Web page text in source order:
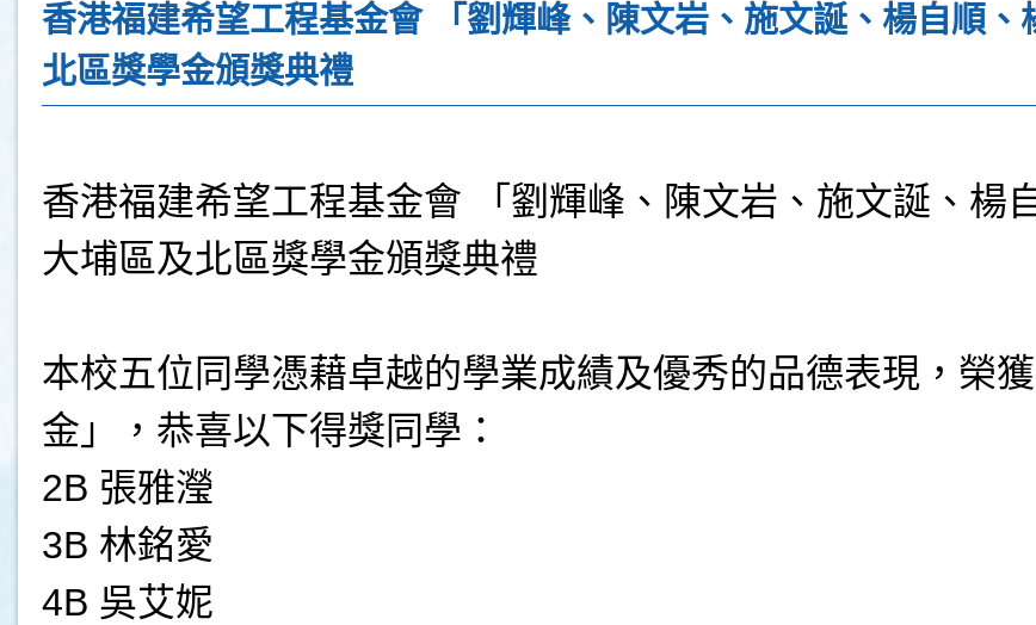
香港福建希望工程基金會 「劉輝峰、陳文岩、施文誕、楊自順
北區獎學金頒獎典禮
香港福建希望工程基金會 「劉輝峰、陳文岩、施文誕、楊
大埔區及北區獎學金頒獎典禮
本校五位同學憑藉卓越的學業成績及優秀的品德表現，榮
金」，恭喜以下得獎同學：
2B 張雅瀅
3B 林銘愛
4B 吳艾妮